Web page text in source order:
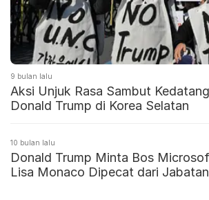
9 bulan lalu
Aksi Unjuk Rasa Sambut
Donald Trump di Korea Selatan
10 bulan lalu
Donald Trump Minta Bos
Lisa Monaco Dipecat dari